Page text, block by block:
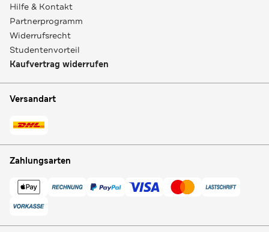
Hilfe & Kontakt
Partnerprogramm
Widerrufsrecht
Studentenvorteil
Kaufvertrag widerrufen
Versandart
Zahlungsarten